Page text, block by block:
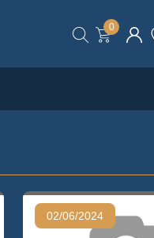
Blog
0
02/06/2024